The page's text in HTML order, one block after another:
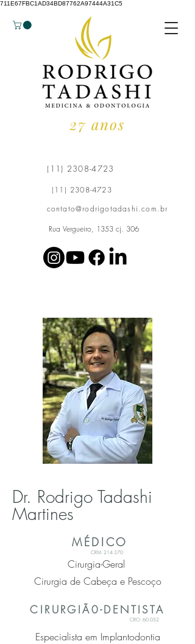
711E67FBC1AD34BD87762A97444A31C5
(11) 2308-4723
(11) 2308-4723
contato@rodrigotadashi.com.br
Rua Vergueiro, 1353 cj. 306
27 anos
Dr. Rodrigo Tadashi
Martines
MÉDICO
CRM. 214.370
Cirurgia-Geral
Cirurgia de Cabeça e Pescoço
CIRURGIÃ0-DENTISTA
CRO. 60.052
Especialista em Implantodontia